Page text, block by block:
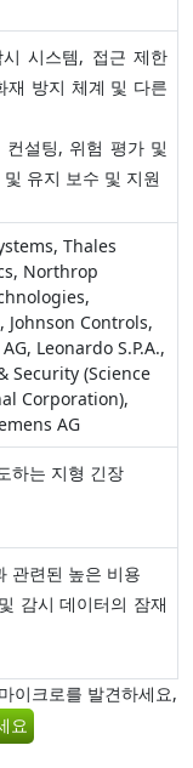
시 시스템, 접근 제한
재 방지 체계 및 다른
설팅, 위험 평가 및
유지 보수 및 지원
Thales
Northrop
Controls,
Leonardo S.P.A.,
Security (Science
Corporation),
AG
하는 지형 긴장
관련된 높은 비용
감시 데이터의 잠재
이크로를 발견하세요,
요